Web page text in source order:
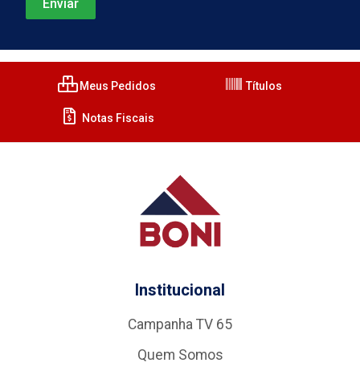
Meus Pedidos Títulos
Notas Fiscais
Institucional
Campanha TV 65
Quem Somos